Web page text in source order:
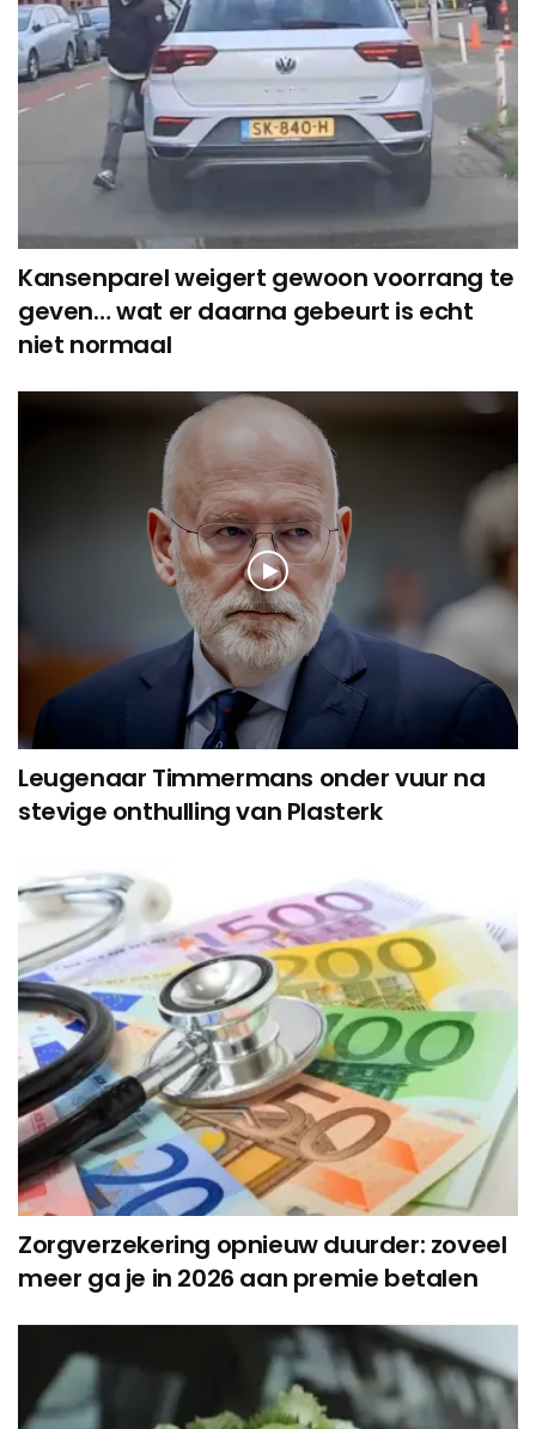
Kansenparel weigert gewoon voorrang te
geven… wat er daarna gebeurt is echt
niet normaal
Leugenaar Timmermans onder vuur na
stevige onthulling van Plasterk
Zorgverzekering opnieuw duurder: zoveel
meer ga je in 2026 aan premie betalen